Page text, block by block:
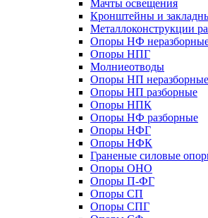
Мачты освещения
Кронштейны и
Металлоконструкции
Опоры НФ
Опоры НПГ
Молниеотводы
Опоры НП неразборные
Опоры НП разборные
Опоры НПК
Опоры НФ разборные
Опоры НФГ
Опоры НФК
Граненые силовые
Опоры ОНО
Опоры П-ФГ
Опоры СП
Опоры СПГ